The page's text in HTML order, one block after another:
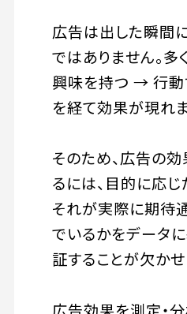
広告は出した瞬間
ではありません。
興味を持つ → 行動
を経て効果が現れま
そのため、広告の
るには、目的に応じ
それが実際に期待
でいるかをデータ
証することが欠かせ